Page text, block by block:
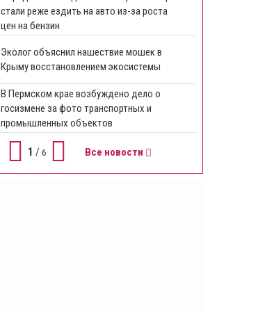
стали реже ездить на авто из-за роста
цен на бензин
Эколог объяснил нашествие мошек в
Крыму восстановлением экосистемы
​В Пермском крае возбуждено дело о
госизмене за фото транспортных и
промышленных объектов
1 / 6 Все новости